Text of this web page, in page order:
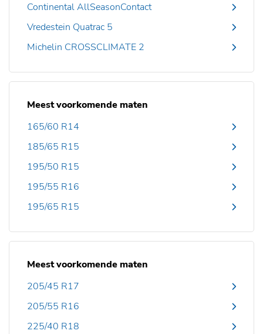
Continental AllSeasonContact
Vredestein Quatrac 5
Michelin CROSSCLIMATE 2
Meest voorkomende maten
165/60 R14
185/65 R15
195/50 R15
195/55 R16
195/65 R15
Meest voorkomende maten
205/45 R17
205/55 R16
225/40 R18